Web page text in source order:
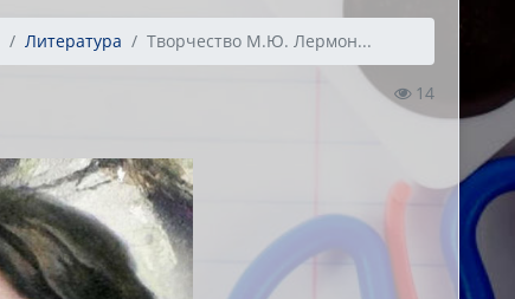
Литература Творчество М.Ю. Лермон...
14